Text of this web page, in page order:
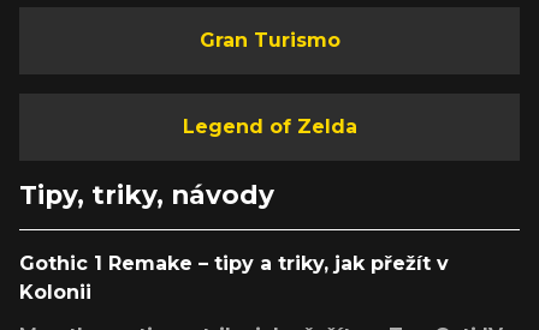
Gran Turismo
Legend of Zelda
Tipy, triky, návody
Gothic 1 Remake – tipy a triky, jak přežít v
Kolonii